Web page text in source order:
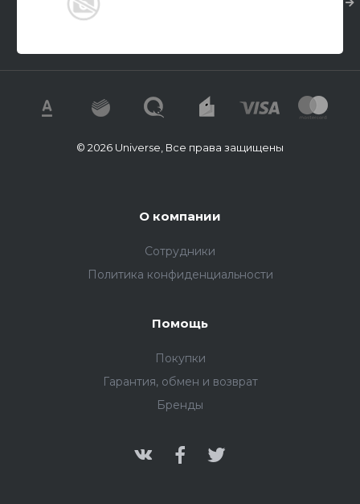
© 2026 Universe, Все права защищены
О компании
Сотрудники
Политика конфиденциальности
Помощь
Покупки
Гарантия, обмен и возврат
Бренды